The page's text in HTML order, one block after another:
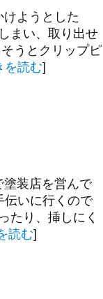
ようとした
まい、取り出せ
うとクリップピ
を読む]
装店を営んで
伝いに行くので
たり、挿しにく
読む]